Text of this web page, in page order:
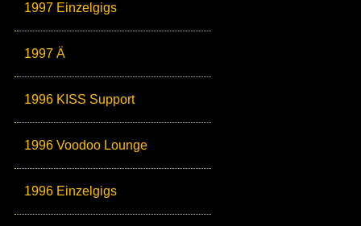
1997 Einzelgigs
1997 Ä
1996 KISS Support
1996 Voodoo Lounge
1996 Einzelgigs